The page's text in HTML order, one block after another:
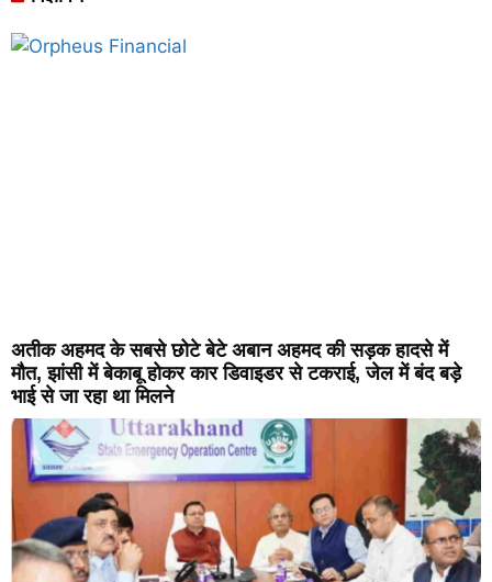
अतीक अहमद के सबसे छोटे बेटे अबान अहमद की सड़क हादसे में
मौत, झांसी में बेकाबू होकर कार डिवाइडर से टकराई, जेल में बंद बड़े
भाई से जा रहा था मिलने